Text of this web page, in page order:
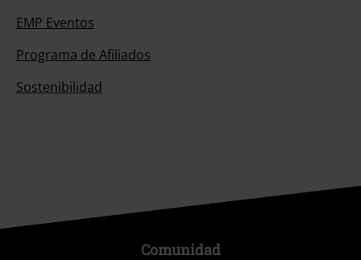
EMP Eventos
Programa de Afiliados
Sostenibilidad
Comunidad